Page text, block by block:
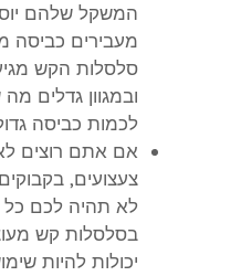
המשקל שלהם
מעבירים כביסה
סלסלות הקש
ובמגוון גדלים
לכמות כביסה
אם אתם רוצים
צעצועים, בקבוקים
לא תהיה לכם
בסלסלות קש
יכולות להיות